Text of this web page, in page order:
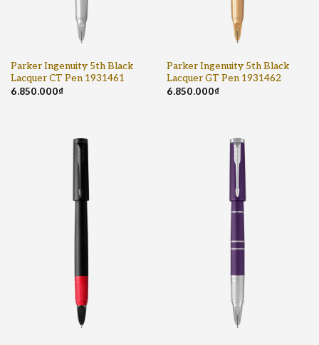
Parker Ingenuity 5th Black
Lacquer CT Pen 1931461
6.850.000₫
Parker Ingenuity 5th Black
Lacquer GT Pen 1931462
6.850.000₫